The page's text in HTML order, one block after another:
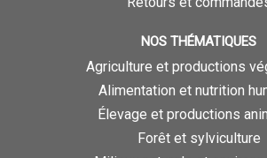
NOS THÉMATIQUES
Agriculture et productions
Alimentation et nutrition
Élevage et productions
Forêt et sylviculture